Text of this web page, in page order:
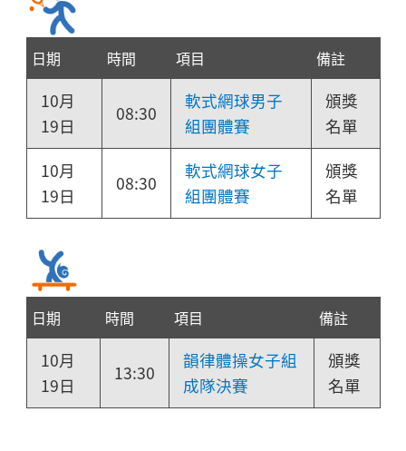
日期 時間 項目 備註
10月
19日
08:30
軟式網球男子
組團體賽
頒獎
名單
10月
19日
08:30
軟式網球女子
組團體賽
頒獎
名單
日期 時間 項目 備註
10月
19日
13:30
韻律體操女子組
成隊決賽
頒獎
名單